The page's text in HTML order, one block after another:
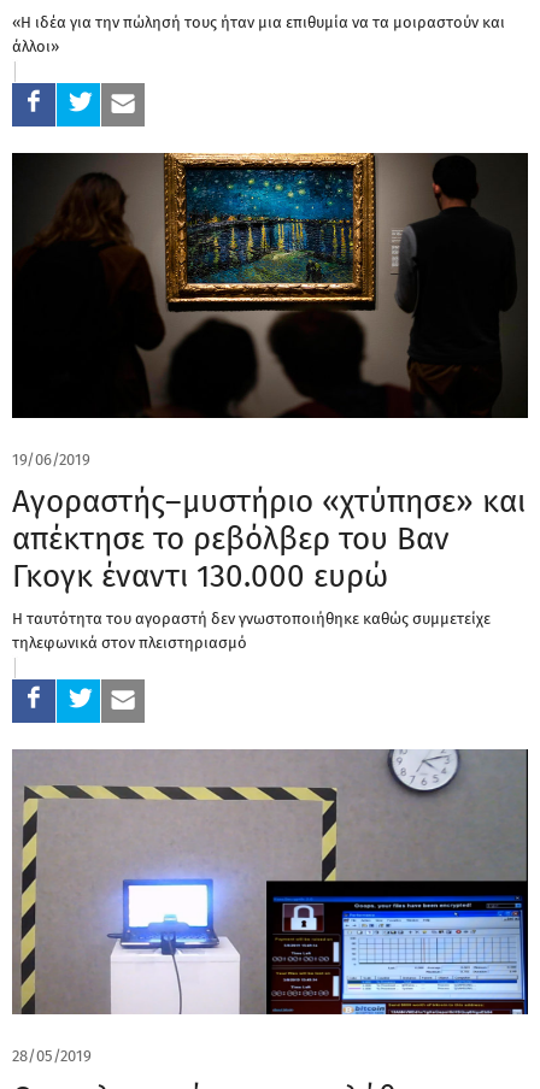
«Η ιδέα για την πώλησή τους ήταν μια επιθυμία να τα μοιραστούν και
άλλοι»
19/06/2019
Αγοραστής–μυστήριο «χτύπησε» και
απέκτησε το ρεβόλβερ του Βαν
Γκoγκ έναντι 130.000 ευρώ
Η ταυτότητα του αγοραστή δεν γνωστοποιήθηκε καθώς συμμετείχε
τηλεφωνικά στον πλειστηριασμό
28/05/2019